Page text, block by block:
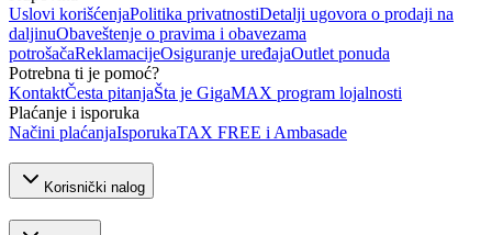
Uslovi korišćenjaPolitika privatnostiDetalji ugovora o prodaji na
daljinuObaveštenje o pravima i obavezama
potrošačaReklamacijeOsiguranje uređajaOutlet ponuda
Potrebna ti je pomoć?
KontaktČesta pitanjaŠta je GigaMAX program lojalnosti
Plaćanje i isporuka
Načini plaćanjaIsporukaTAX FREE i Ambasade
Korisnički nalog